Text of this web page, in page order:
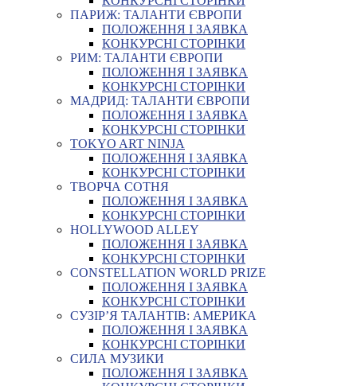
ПАРИЖ: ТАЛАНТИ ЄВРОПИ
ПОЛОЖЕННЯ І ЗАЯВКА
КОНКУРСНІ СТОРІНКИ
РИМ: ТАЛАНТИ ЄВРОПИ
ПОЛОЖЕННЯ І ЗАЯВКА
КОНКУРСНІ СТОРІНКИ
МАДРИД: ТАЛАНТИ ЄВРОПИ
ПОЛОЖЕННЯ І ЗАЯВКА
КОНКУРСНІ СТОРІНКИ
TOKYO ART NINJA
ПОЛОЖЕННЯ І ЗАЯВКА
КОНКУРСНІ СТОРІНКИ
ТВОРЧА СОТНЯ
ПОЛОЖЕННЯ І ЗАЯВКА
КОНКУРСНІ СТОРІНКИ
HOLLYWOOD ALLEY
ПОЛОЖЕННЯ І ЗАЯВКА
КОНКУРСНІ СТОРІНКИ
CONSTELLATION WORLD PRIZE
ПОЛОЖЕННЯ І ЗАЯВКА
КОНКУРСНІ СТОРІНКИ
СУЗІР’Я ТАЛАНТІВ: АМЕРИКА
ПОЛОЖЕННЯ І ЗАЯВКА
КОНКУРСНІ СТОРІНКИ
СИЛА МУЗИКИ
ПОЛОЖЕННЯ І ЗАЯВКА